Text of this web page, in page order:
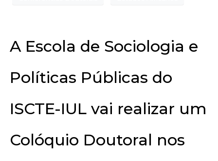
A Escola de Sociologia e
Políticas Públicas do
ISCTE-IUL vai realizar um
Colóquio Doutoral nos